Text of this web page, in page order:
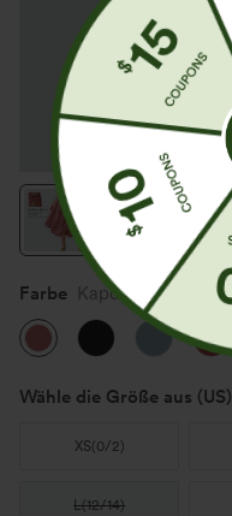
Farbe Kapok Red
Wähle die Größe aus (US)
XS(0/2)
L(12/14)